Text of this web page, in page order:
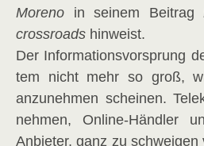
Moreno in sei­nem Bei­trag
cross­roads hin­weist.
Der Infor­ma­ti­ons­vor­sprung
tem nicht mehr so groß,
anzu­neh­men schei­nen.
neh­men, Online-Händ­ler
Anbie­ter, ganz zu